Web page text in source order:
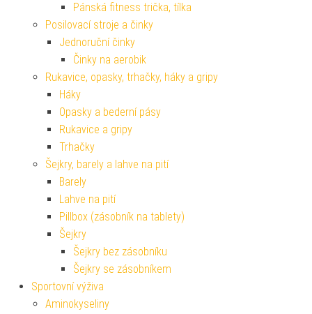
Pánská fitness trička, tílka
Posilovací stroje a činky
Jednoruční činky
Činky na aerobik
Rukavice, opasky, trhačky, háky a gripy
Háky
Opasky a bederní pásy
Rukavice a gripy
Trhačky
Šejkry, barely a lahve na pití
Barely
Lahve na pití
Pillbox (zásobník na tablety)
Šejkry
Šejkry bez zásobníku
Šejkry se zásobníkem
Sportovní výživa
Aminokyseliny